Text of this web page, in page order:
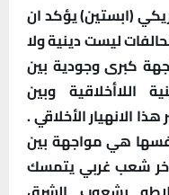
(ابستين) يؤكد ان
ليست دينية ولا
كبرى وجودية بين
اللاأخلاقية وبين
الانهيار الأخلاقي .
نفسها هي مواجهة بين
آخر شعب غربي يتمسك